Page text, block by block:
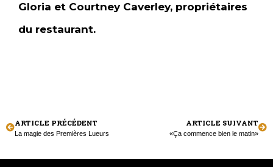
Gloria et Courtney Caverley, propriétaires
du restaurant.
ARTICLE PRÉCÉDENT
La magie des Premières Lueurs
ARTICLE SUIVANT
«Ça commence bien le matin»